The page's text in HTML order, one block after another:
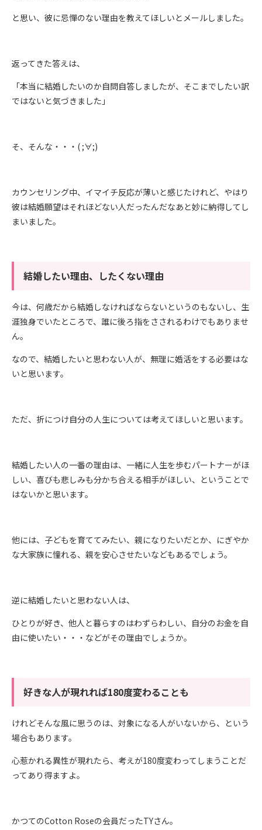
と思い、彼に忌憚のない理由を教えてほしいとメールしました。
返ってきた答えは、
「本当に結婚したいのか自問自答しましたが、そこまでしたい訳
ではないと気づきました」
そ、そんな・・・( ;∀;)
カウンセリング中、イマイチ反応が薄いと感じたけれど、やはり
彼は結婚願望はそれほどない人だったんだなあと妙に納得してし
まいました。
結婚したい理由、したくない理由
今は、何歳だから結婚しなければならないというのもないし、生
涯独身でいたところで、誰に後ろ指をさされるわけでもありませ
ん。
なので、結婚したいと思わない人が、無理に婚活をする必要はな
いと思います。
ただ、折につけ自分の人生については考えてほしいと思います。
結婚したい人の一番の理由は、一緒に人生を歩むパートナーがほ
しい、喜びも悲しみも分かち合える相手がほしい、ということで
はないかと思います。
他には、子どもを育ててみたい、親になりたいだとか、にぎやか
な大家族に憧れる、親を安心させたいなどもあるでしょう。
逆に結婚したいと思わない人は、
ひとりが好き、他人と暮らすのはわずらわしい、自分のお金を自
由に使いたい・・・などがその理由でしょうか。
好きな人が現れれば180度変わることも
けれどそんな風に思うのは、対象になる人がいないから、という
場合もあります。
心惹かれる異性が現れたら、考えが180度変わってしまうことだ
ってあり得ますよ。
かつてのCotton Roseの会員だったTYさん。